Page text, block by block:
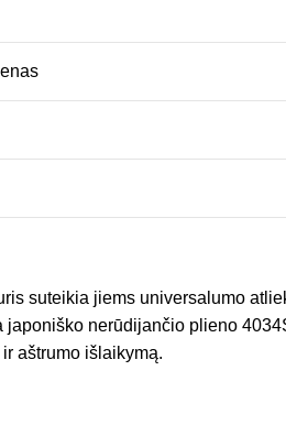
suteikia jiems universalumo
japoniško nerūdijančio plieno
aštrumo išlaikymą.